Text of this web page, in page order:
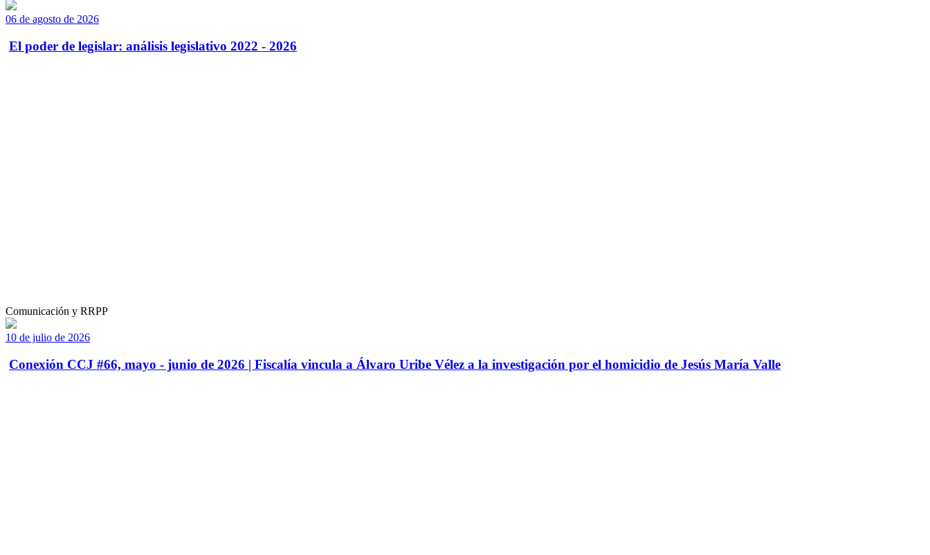
06 de agosto de 2026
El poder de legislar: análisis legislativo 2022 - 2026
Comunicación y RRPP
10 de julio de 2026
Conexión CCJ #66, mayo - junio de 2026 | Fiscalía vincula a Álvaro Uribe Vélez a la investigación por el homicidio de Jesús María Valle